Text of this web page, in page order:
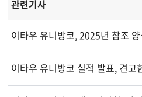
관련기사
이타우 유니방코, 2025년 참조
이타우 유니방코 실적 발표, 견고